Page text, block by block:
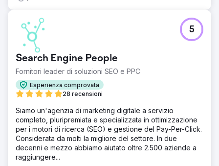
Search Engine People
Fornitori leader di soluzioni SEO e PPC
Esperienza comprovata
28 recensioni
5
Siamo un'agenzia di marketing digitale a servizio
completo, pluripremiata e specializzata in ottimizzazione
per i motori di ricerca (SEO) e gestione del Pay-Per-Click.
Considerata da molti la migliore del settore. In due
decenni e mezzo abbiamo aiutato oltre 2.500 aziende a
raggiungere...